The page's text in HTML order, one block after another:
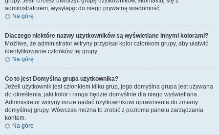
administratorem, wysyłając do niego prywatną wiadomość.
Na górę
Dlaczego niektóre nazwy użytkowników są wyświetlane innymi kolorami?
Możliwe, że administrator witryny przypisał kolor członkom grupy, aby ułatwić
identyfikowanie członków tej grupy.
Na górę
Co to jest Domyślna grupa użytkownika?
Jeżeli użytkownik jest członkiem kilku grup, jego domyślna grupa jest używana
do określenia, jaki kolor i ranga będzie domyślnie dla niego wyświetlana.
Administrator witryny może nadać użytkownikowi uprawnienia do zmiany
domyślnej grupy. Wówczas można to zrobić z poziomu panelu zarządzania
kontem.
Na górę